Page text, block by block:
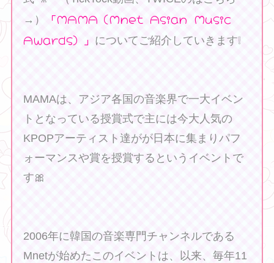
→）
「MAMA（Mnet Asian Music
Awards）」 についてご紹介していきます❕
MAMAは、アジア各国の音楽界で一大イベン
トとなっている授賞式で主には今大人気の
KPOPアーティスト達がが日本に集まりパフ
ォーマンスや賞を授賞するというイベントで
す🎀
2006年に韓国の音楽専門チャンネルである
Mnetが始めたこのイベントは、以来、毎年11